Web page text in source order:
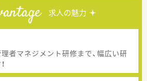
求人の魅力
者マネジメント研修まで、幅広い研